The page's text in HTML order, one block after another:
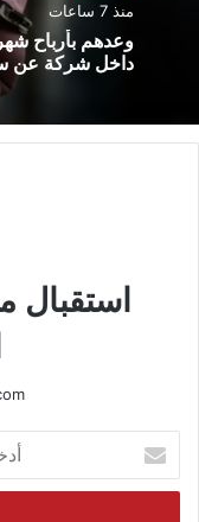
منذ 7 ساعات
داخل شركة عن
استقبال
بريدك
الإلكتروني